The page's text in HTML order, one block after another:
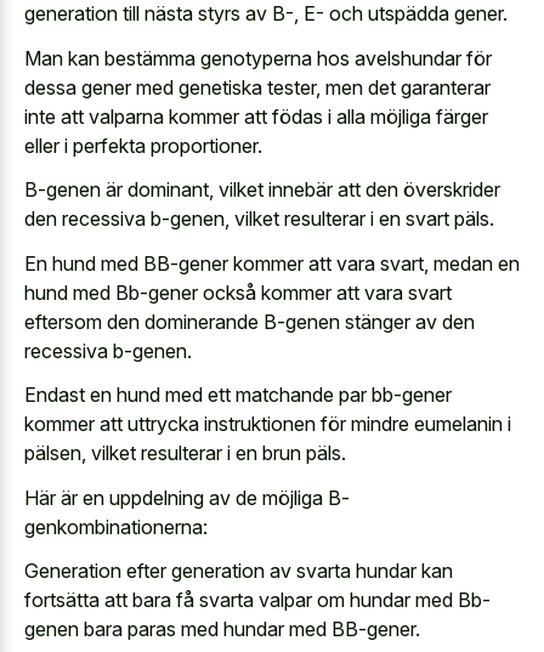
generation till nästa styrs av B-, E- och utspädda gener.
Man kan bestämma genotyperna hos avelshundar för
dessa gener med genetiska tester, men det garanterar
inte att valparna kommer att födas i alla möjliga färger
eller i perfekta proportioner.
B-genen är dominant, vilket innebär att den överskrider
den recessiva b-genen, vilket resulterar i en svart päls.
En hund med BB-gener kommer att vara svart, medan en
hund med Bb-gener också kommer att vara svart
eftersom den dominerande B-genen stänger av den
recessiva b-genen.
Endast en hund med ett matchande par bb-gener
kommer att uttrycka instruktionen för mindre eumelanin i
pälsen, vilket resulterar i en brun päls.
Här är en uppdelning av de möjliga B-
genkombinationerna:
Generation efter generation av svarta hundar kan
fortsätta att bara få svarta valpar om hundar med Bb-
genen bara paras med hundar med BB-gener.